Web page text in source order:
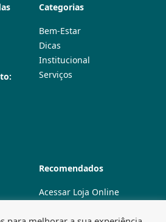
Categorias
Bem-Estar
Dicas
Institucional
Serviços
Recomendados
Acessar Loja Online